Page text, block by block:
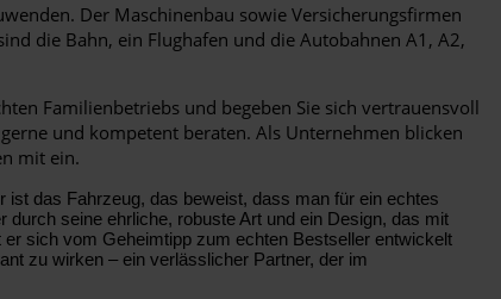
Der Maschinenbau sowie Versicherungsfirmen
die Bahn, ein Flughafen und die Autobahnen A1, A2,
Familienbetriebs und begeben Sie sich vertrauensvoll
und kompetent beraten. Als Unternehmen blicken
mit ein.
das Fahrzeug, das beweist, dass man für ein echtes
seine ehrliche, robuste Art und ein Design, das mit
sich vom Geheimtipp zum echten Bestseller entwickelt
zu wirken – ein verlässlicher Partner, der im